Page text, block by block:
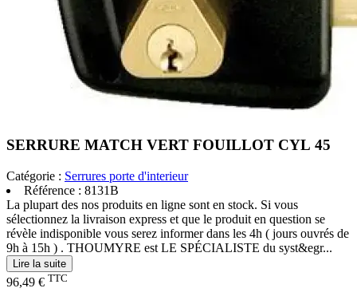
SERRURE MATCH VERT FOUILLOT CYL 45
Catégorie : Serrures porte d'interieur
Référence : 8131B
La plupart des nos produits en ligne sont en stock. Si vous
sélectionnez la livraison express et que le produit en question se
révèle indisponible vous serez informer dans les 4h ( jours ouvrés de
9h à 15h ) . THOUMYRE est LE SPÉCIALISTE du syst&egr...
Lire la suite
96,49 € TTC